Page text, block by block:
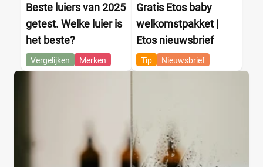
Beste luiers van 2025
getest. Welke luier is
het beste?
Vergelijken Merken
Gratis Etos baby
welkomstpakket |
Etos nieuwsbrief
Tip Nieuwsbrief